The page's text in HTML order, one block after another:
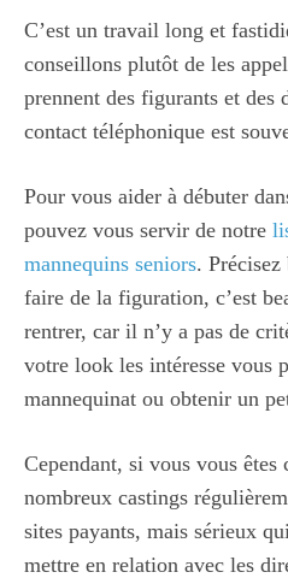
C’est un travail long et
conseillons plutôt de les
prennent des figurants et des
contact téléphonique est
Pour vous aider à débuter
pouvez vous servir de notre
mannequins seniors.
faire de la figuration, c’est
rentrer, car il n’y a pas de
votre look les intéresse vous
mannequinat ou obtenir un
Cependant, si vous vous
nombreux castings
sites payants, mais sérieux
mettre en relation avec les